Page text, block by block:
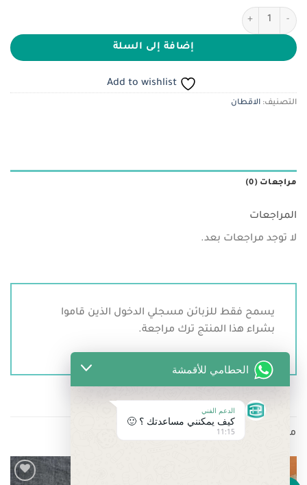
كمية لينن مطرز تصميم خاص وحصري
إضافة إلى السلة
Add to wishlist
التصنيف: الاقطان
مراجعات (0)
المراجعات
لا توجد مراجعات بعد.
يسمح فقط للزبائن مسجلي الدخول الذين قاموا
بشراء هذا المنتج ترك مراجعة.
منتجات ذات صلة
الحطامي للأقمشة
الدعم الفني
كيف يمكنني مساعدتك ؟ 🙂
11:15